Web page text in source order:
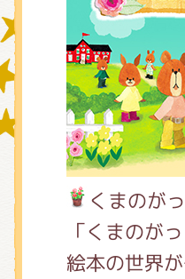
くまのが
「くまのが
絵本の世界
ミュージ
おたのし
チア ジャ
くまのが